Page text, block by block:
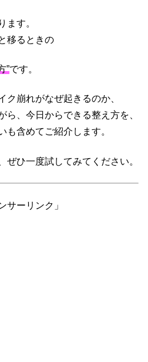
ます。
移るときの
”です。
ク崩れがなぜ起きるのか、
ら、今日からできる整え方を、
も含めてご紹介します。
ぜひ一度試してみてください。
サーリンク」